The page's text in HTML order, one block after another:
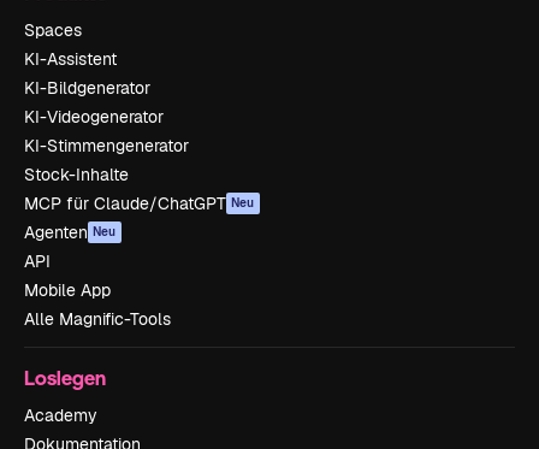
Spaces
KI-Assistent
KI-Bildgenerator
KI-Videogenerator
KI-Stimmengenerator
Stock-Inhalte
MCP für Claude/ChatGPT Neu
Agenten Neu
API
Mobile App
Alle Magnific-Tools
Loslegen
Academy
Dokumentation